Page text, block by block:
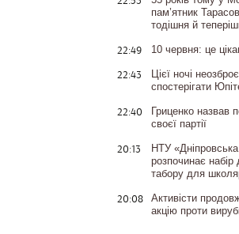
пам’ятник
тодішня й
22:49 10 червня: це
22:43
Цієї ночі
спостерігати
22:40
Гриценко назвав
своєї партії
20:13
НТУ «Дніпровська
розпочинає набір
табору для
20:08
Активісти
акцію проти